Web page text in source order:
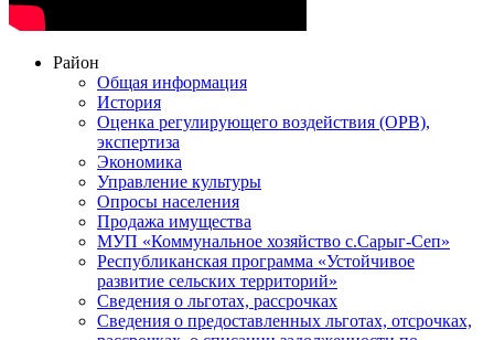
Район
Общая информация
История
Оценка регулирующего воздействия (ОРВ),
экспертиза
Экономика
Управление культуры
Опросы населения
Продажа имущества
МУП «Коммунальное хозяйство с.Сарыг-Сеп»
Республиканская программа «Устойчивое
развитие сельских территорий»
Сведения о льготах, рассрочках
Сведения о предоставленных льготах, отсрочках,